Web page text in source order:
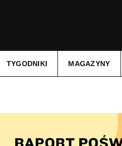
TYGODNIKI MAGAZYNY